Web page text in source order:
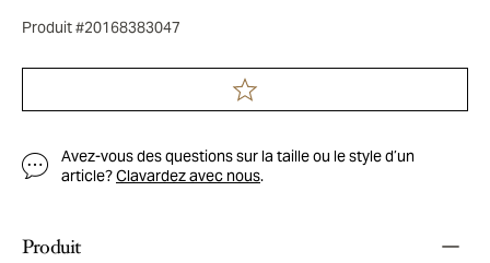
Produit #20168383047
Avez-vous des questions sur la taille ou le style d’un
article?Clavardez avec nous.
Produit